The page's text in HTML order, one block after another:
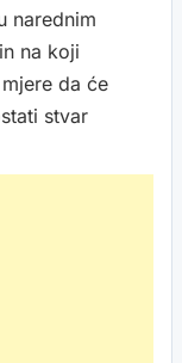
narednim
na koji
da će
stvar